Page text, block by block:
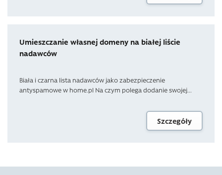
Umieszczanie własnej domeny na białej liście
nadawców
Biała i czarna lista nadawców jako zabezpieczenie
antyspamowe w home.pl Na czym polega dodanie swojej...
Szczegóły